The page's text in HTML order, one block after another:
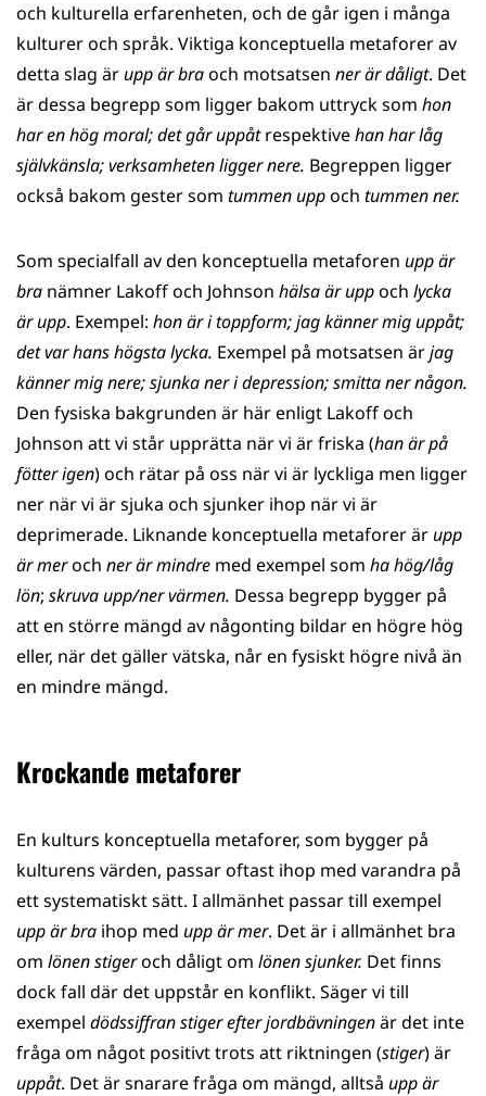
och kulturella erfarenheten, och de går igen i många
kulturer och språk. Viktiga konceptuella metaforer av
detta slag är upp är braoch motsatsen ner är dåligt. Det
är dessa begrepp som ligger bakom uttryck som hon
har en hög moral; det går uppåtrespektivehan har låg
självkänsla; verksamheten ligger nere. Begreppen ligger
också bakom gester som tummen uppoch tummen ner.
Som specialfall av den konceptuella metaforen upp är
bra nämner Lakoff och Johnson hälsa är uppoch lycka
är upp. Exempel: hon är i toppform; jag känner mig uppåt;
det var hans högsta lycka. Exempel på motsatsen ärjag
känner mig nere; sjunka ner i depression; smitta ner någon.
Den fysiska bakgrunden är här enligt Lakoff och
Johnson att vi står upprätta när vi är friska (han är på
fötter igen) och rätar på oss när vi är lyckliga men ligger
ner när vi är sjuka och sjunker ihop när vi är
deprimerade. Liknande konceptuella metaforer är upp
är meroch ner är mindre med exempel som ha hög/låg
lön; skruva upp/ner värmen. Dessa begrepp bygger på
att en större mängd av någonting bildar en högre hög
eller, när det gäller vätska, når en fysiskt högre nivå än
en mindre mängd.
Krockande metaforer
En kulturs konceptuella metaforer, som bygger på
kulturens värden, passar oftast ihop med varandra på
ett systematiskt sätt. I allmänhet passar till exempel
upp är bra ihop med upp är mer. Det är i allmänhet bra
om lönen stigeroch dåligt om lönen sjunker. Det finns
dock fall där det uppstår en konflikt. Säger vi till
exempel dödssiffran stiger efter jordbävningenär det inte
fråga om något positivt trots att riktningen (stiger) är
uppåt. Det är snarare fråga om mängd, alltså upp är